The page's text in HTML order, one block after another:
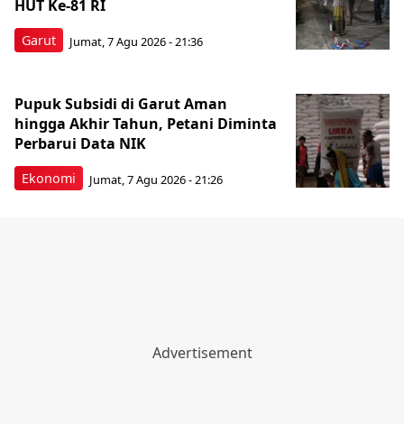
Garut
HUT Ke-81 RI
Jumat, 7 Agu 2026 - 21:36
Ekonomi
Pupuk Subsidi di Garut Aman
hingga Akhir Tahun, Petani Diminta
Perbarui Data NIK
Jumat, 7 Agu 2026 - 21:26